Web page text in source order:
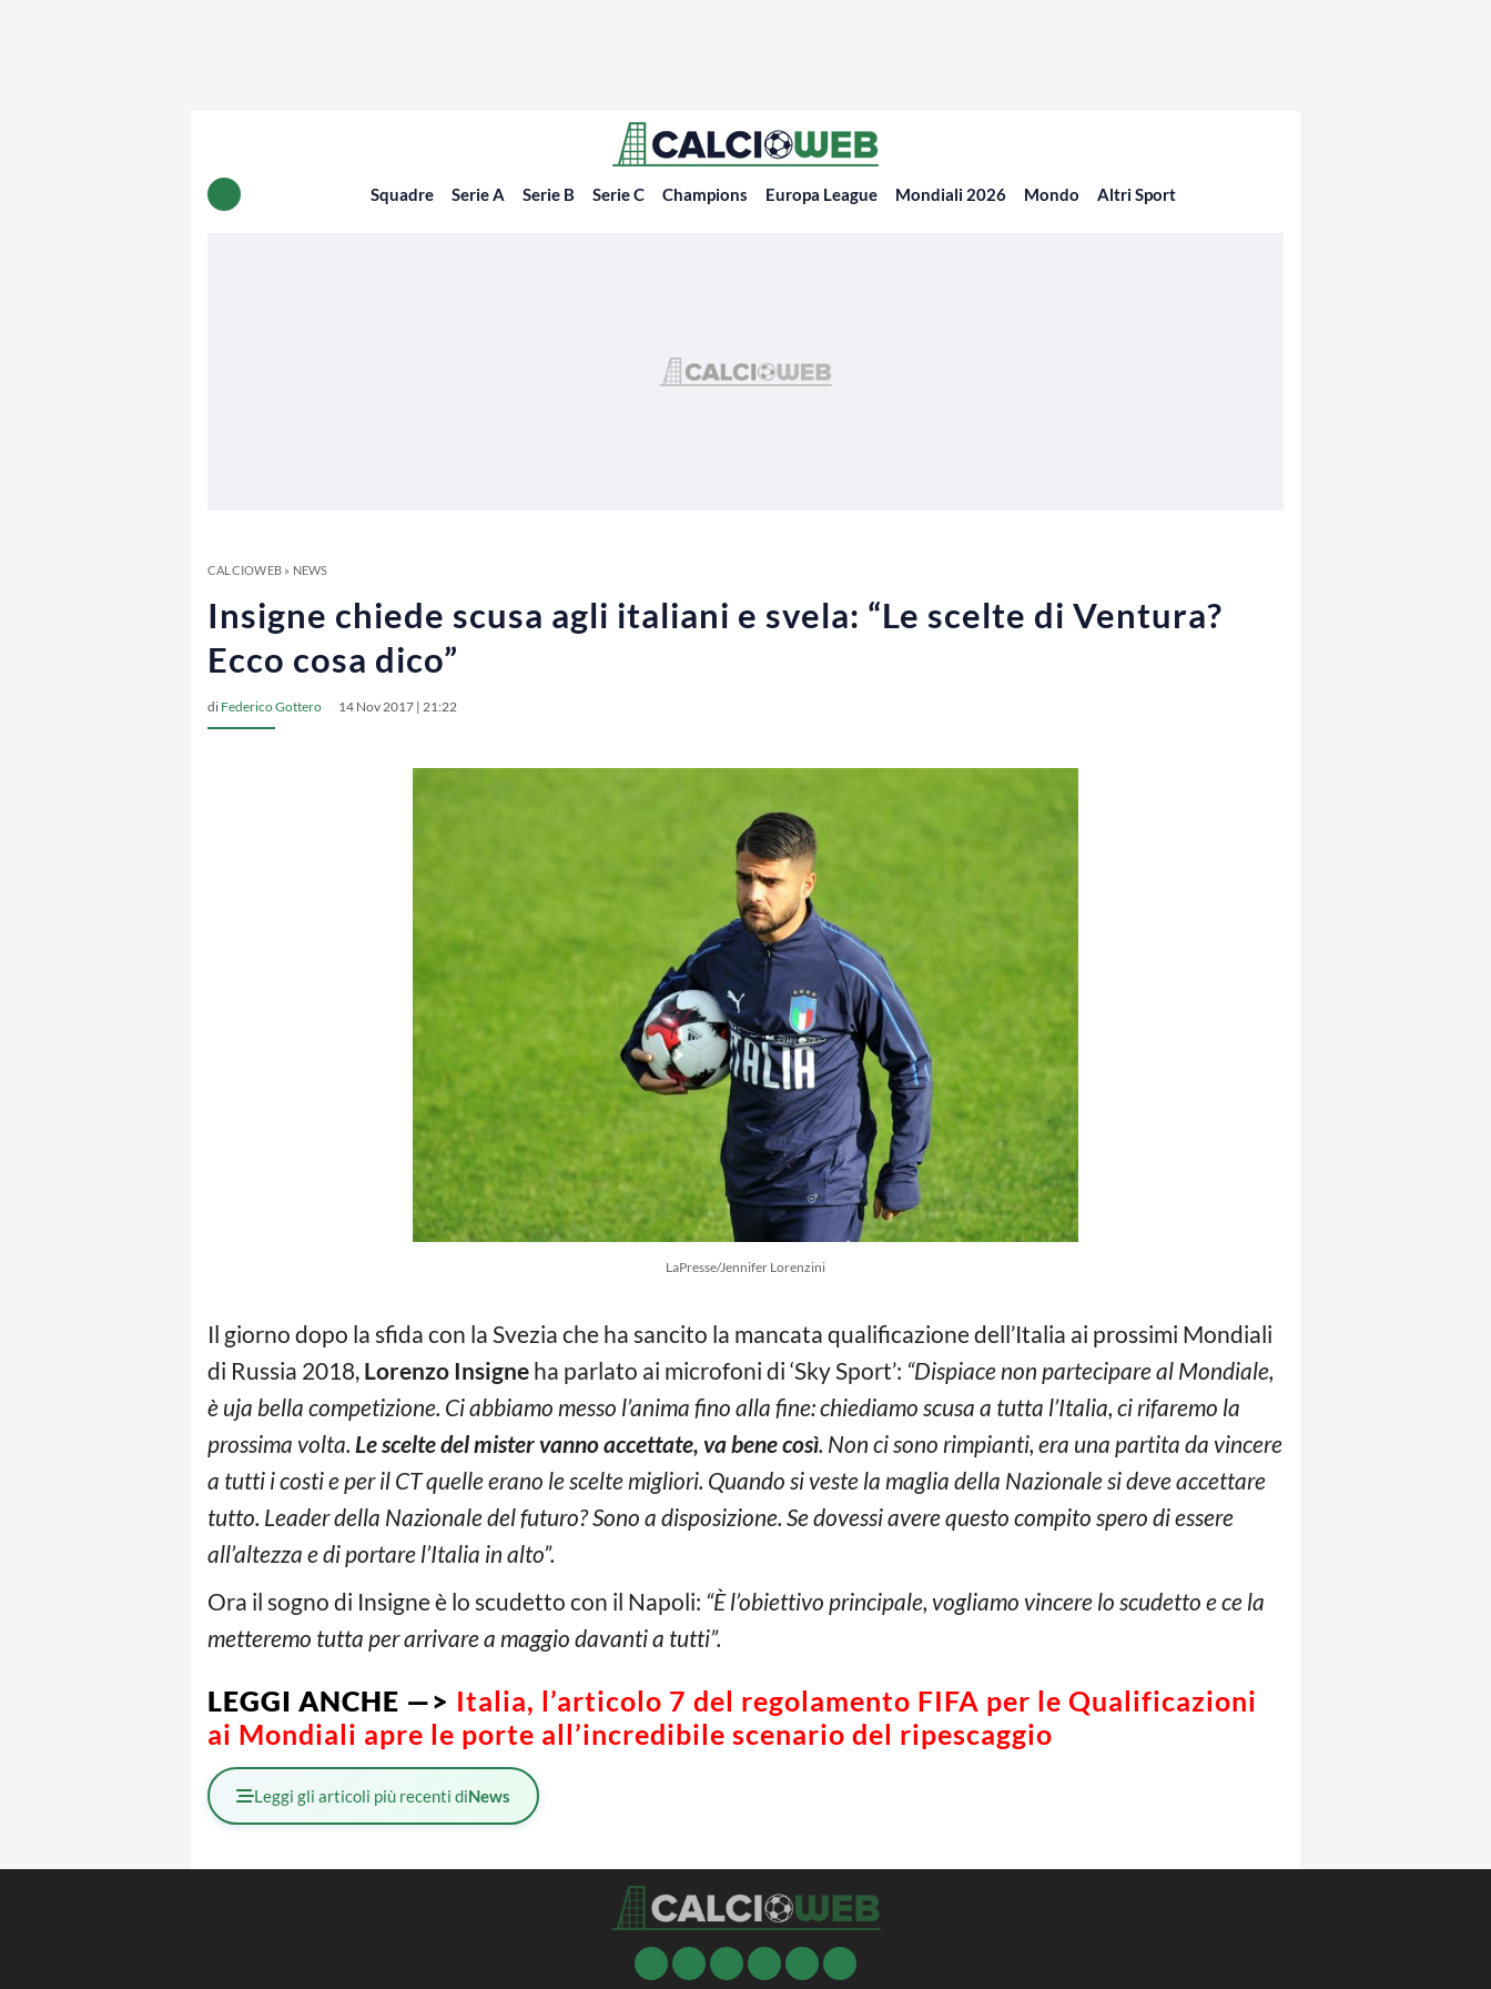
Squadre Serie A Serie B Serie C Champions Europa League Mondiali 2026 Mondo Altri Sport
CALCIOWEB» NEWS
Insigne chiede scusa agli italiani e svela: “Le scelte di Ventura?
Ecco cosa dico”
di Federico Gottero 14 Nov 2017 | 21:22
LaPresse/Jennifer Lorenzini
Il giorno dopo la sfida con la Svezia che ha sancito la mancata qualificazione dell’Italia ai prossimi Mondiali
di Russia 2018, Lorenzo Insigne ha parlato ai microfoni di ‘Sky Sport’: “Dispiace non partecipare al Mondiale,
è uja bella competizione. Ci abbiamo messo l’anima fino alla fine: chiediamo scusa a tutta l’Italia, ci rifaremo la
prossima volta. Le scelte del mister vanno accettate, va bene così. Non ci sono rimpianti, era una partita da vincere
a tutti i costi e per il CT quelle erano le scelte migliori. Quando si veste la maglia della Nazionale si deve accettare
tutto. Leader della Nazionale del futuro? Sono a disposizione. Se dovessi avere questo compito spero di essere
all’altezza e di portare l’Italia in alto”.
Ora il sogno di Insigne è lo scudetto con il Napoli: “È l’obiettivo principale, vogliamo vincere lo scudetto e ce la
metteremo tutta per arrivare a maggio davanti a tutti”.
LEGGI ANCHE —> Italia, l’articolo 7 del regolamento FIFA per le Qualificazioni
ai Mondiali apre le porte all’incredibile scenario del ripescaggio
Leggi gli articoli più recenti diNews